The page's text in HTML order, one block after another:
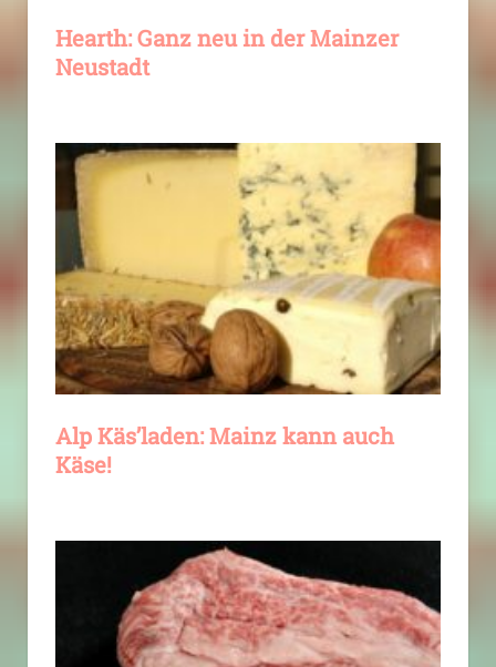
Hearth: Ganz neu in der Mainzer
Neustadt
Alp Käs’laden: Mainz kann auch
Käse!